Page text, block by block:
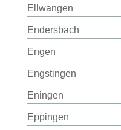
Ellwangen
Endersbach
Engen
Engstingen
Eningen
Eppingen